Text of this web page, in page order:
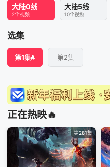
大陆0线
2个视频
大陆5线
10个视频
选集
第1集 第2集
正在热映🔥
第281集